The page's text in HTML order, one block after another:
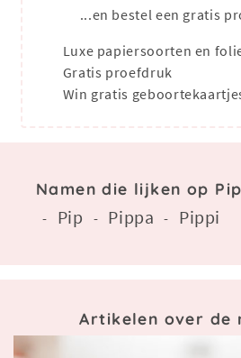
...en bestel een gratis
Luxe papiersoorten en
Gratis proefdruk
Win gratis
Namen die lijken op
- Pip - Pippa - Pippi
Artikelen over de